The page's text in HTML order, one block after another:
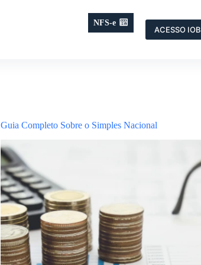
NFS-e
ACESSO IOB
Guia Completo Sobre o Simples Nacional